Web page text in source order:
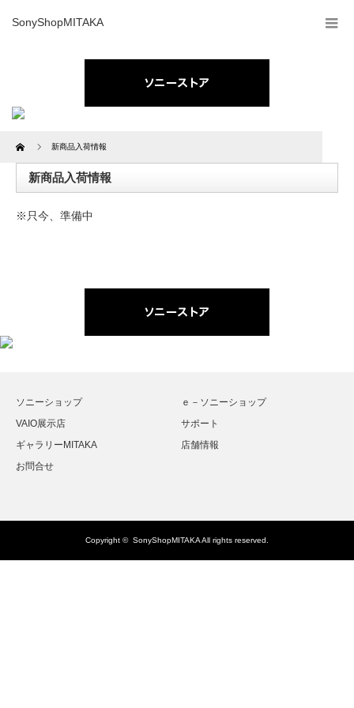
SonyShopMITAKA
Home 新商品入荷情報
新商品入荷情報
※只今、準備中
ソニーショップ
ｅ－ソニーショップ
VAIO展示店
サポート
ギャラリーMITAKA
店舗情報
お問合せ
Copyright © SonyShopMITAKAAll rights reserved.